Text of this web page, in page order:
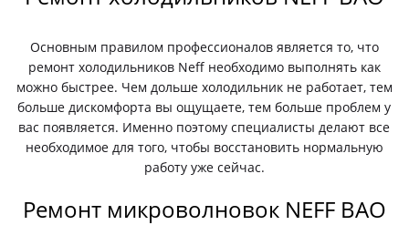
Основным правилом профессионалов является то, что
ремонт холодильников Neff необходимо выполнять как
можно быстрее. Чем дольше холодильник не работает, тем
больше дискомфорта вы ощущаете, тем больше проблем у
вас появляется. Именно поэтому специалисты делают все
необходимое для того, чтобы восстановить нормальную
работу уже сейчас.
Ремонт микроволновок NEFF ВАО